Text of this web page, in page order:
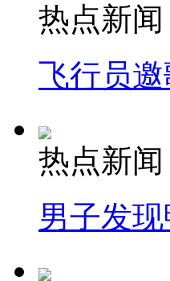
热点新闻
飞行员
热点新闻
男子发